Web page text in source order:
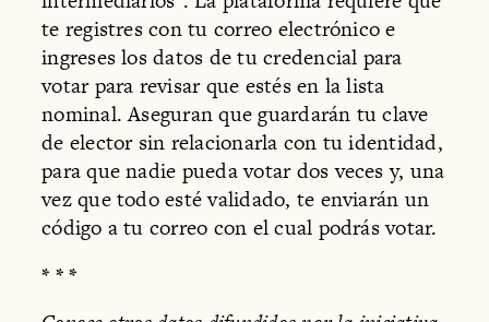
te registres con tu correo electrónico e
ingreses los datos de tu credencial para
votar para revisar que estés en la lista
nominal. Aseguran que guardarán tu clave
de elector sin relacionarla con tu identidad,
para que nadie pueda votar dos veces y, una
vez que todo esté validado, te enviarán un
código a tu correo con el cual podrás votar.
* * *